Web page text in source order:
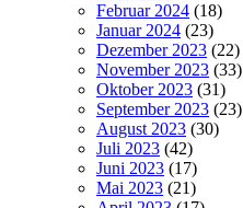
Februar 2024 (18)
Januar 2024 (23)
Dezember 2023 (22)
November 2023 (33)
Oktober 2023 (31)
September 2023 (23)
August 2023 (30)
Juli 2023 (42)
Juni 2023 (17)
Mai 2023 (21)